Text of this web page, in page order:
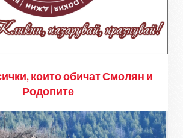
които обичат Смолян и
Родопите